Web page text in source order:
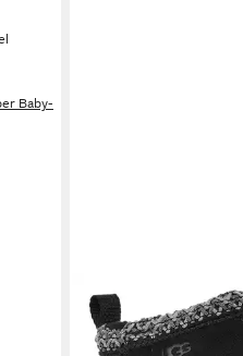
Baby-
UGGBaby Tasman
Klettverschluss
39,95 € UVP69,95 €